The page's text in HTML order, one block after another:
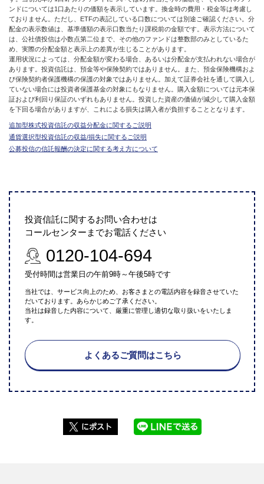
ンドについては1口あたりの価額を表示しています。換金時の費用・税金等は考慮し
ておりません。ただし、ETFの表記している口数については別途ご確認ください。分
配金の表示数値は、基準価額の表示口数当たり課税前の金額です。表示方法について
は、公社債投信は小数点第二位まで、その他のファンドは整数部のみとしているた
め、実際の分配金額と表示上の差異が生じることがあります。
運用状況によっては、分配金額が変わる場合、あるいは分配金が支払われない場合が
あります。投資信託は、預金等や保険契約ではありません。また、預金保険機構およ
び保険契約者保護機構の保護の対象ではありません。加えて証券会社を通して購入し
ていない場合には投資者保護基金の対象にもなりません。購入金額については元本保
証および利回り保証のいずれもありません。投資した資産の価値が減少して購入金額
を下回る場合がありますが、これによる損失は購入者が負担することとなります。
追加型株式投資信託の収益分配金に関するご説明
通貨選択型投資信託の収益/損失に関するご説明
公募投信の信託報酬の決定に関する考え方について
投資信託に関するお問い合わせは
コールセンターまでお電話ください
0120-104-694
受付時間は営業日の午前9時～午後5時です
当社では、サービス向上のため、お客さまとの電話内容を録音させていた
だいております。あらかじめご了承ください。
当社は録音した内容について、厳重に管理し適切な取り扱いをいたしま
す。
よくあるご質問はこちら